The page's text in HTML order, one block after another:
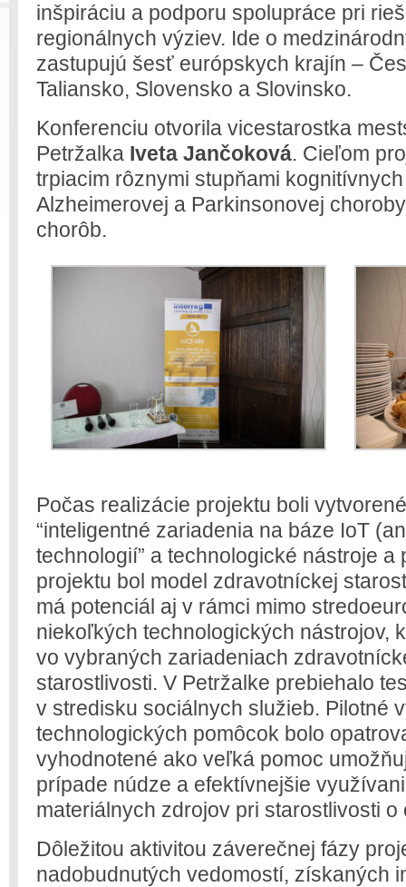
inšpiráciu a podporu spolupráce pri
regionálnych výziev. Ide o
zastupujú šesť európskych krajín –
Taliansko, Slovensko a Slovinsko.
Konferenciu otvorila vicestarostka
Petržalka Iveta Jančoková. Cieľom
trpiacim rôznymi stupňami
Alzheimerovej a Parkinsonovej
chorôb.
Počas realizácie projektu boli
“inteligentné zariadenia na báze IoT
technologií” a technologické nástroje a
projektu bol model zdravotníckej
má potenciál aj v rámci mimo
niekoľkých technologických nástrojov,
vo vybraných zariadeniach
starostlivosti. V Petržalke prebiehalo
v stredisku sociálnych služieb. Pilotné
technologických pomôcok bolo
vyhodnotené ako veľká pomoc
prípade núdze a efektívnejšie
materiálnych zdrojov pri starostlivosti o
Dôležitou aktivitou záverečnej fázy
nadobudnutých vedomostí, získaných